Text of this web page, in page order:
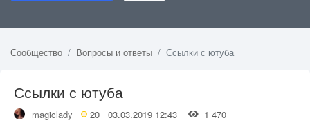
Сообщество Вопросы и ответы Ссылки с ютуба
Ссылки с ютуба
magiclady 20 03.03.2019 12:43 1 470